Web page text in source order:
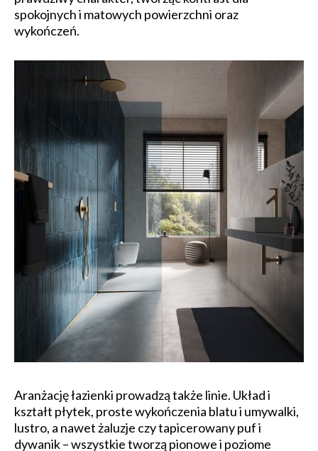
spokojnych i matowych powierzchni oraz
wykończeń.
Aranżację łazienki prowadzą także linie. Układ i
kształt płytek, proste wykończenia blatu i umywalki,
lustro, a nawet żaluzje czy tapicerowany puf i
dywanik – wszystkie tworzą pionowe i poziome